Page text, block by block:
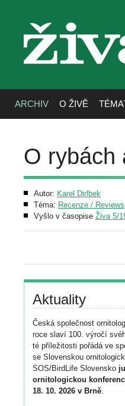
živa
ARCHIV O ŽIVĚ
O rybách
Autor: Karel Dirlbek
Téma: Recenze / Reviews
Vyšlo v časopise Živa 5/
Aktuality
Česká společnost
roce slaví 100. výročí
té příležitosti pořádá ve
se Slovenskou
SOS/BirdLife Slovensko
ornitologickou
18. 10. 2026 v Brně.